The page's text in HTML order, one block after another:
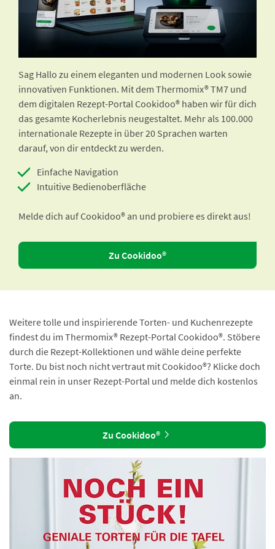
Sag Hallo zu einem eleganten und modernen Look sowie
innovativen Funktionen. Mit dem Thermomix® TM7 und
dem digitalen Rezept-Portal Cookidoo® haben wir für dich
das gesamte Kocherlebnis neugestaltet. Mehr als 100.000
internationale Rezepte in über 20 Sprachen warten
darauf, von dir entdeckt zu werden.
Einfache Navigation
Intuitive Bedienoberfläche
Melde dich auf Cookidoo® an und probiere es direkt aus!
Zu Cookidoo®
Weitere tolle und inspirierende Torten- und Kuchenrezepte
findest du im Thermomix® Rezept-Portal Cookidoo®. Stöbere
durch die Rezept-Kollektionen und wähle deine perfekte
Torte. Du bist noch nicht vertraut mit Cookidoo®? Klicke doch
einmal rein in unser Rezept-Portal und melde dich kostenlos
an.
Zu Cookidoo®